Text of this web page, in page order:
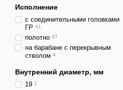
Исполнение
с соединительными головками
ГР 41
полотно 47
на барабане с перекрывным
стволом 4
Внутренний диаметр, мм
19 1